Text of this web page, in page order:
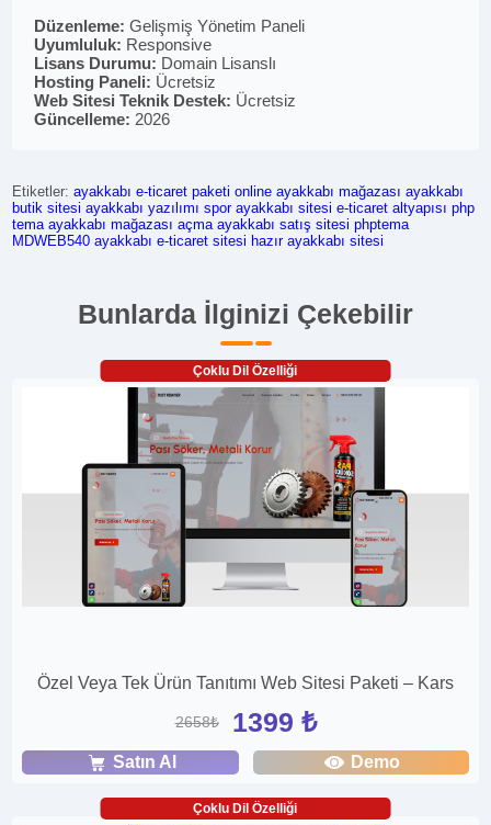
Düzenleme:Gelişmiş Yönetim Paneli
Uyumluluk: Responsive
Lisans Durumu: Domain Lisanslı
Hosting Paneli: Ücretsiz
Web Sitesi Teknik Destek: Ücretsiz
Güncelleme: 2026
Etiketler:ayakkabı e-ticaret paketi online ayakkabı mağazası ayakkabı
butik sitesi ayakkabı yazılımı spor ayakkabı sitesi e-ticaret altyapısı php
tema ayakkabı mağazası açma ayakkabı satış sitesi phptema
MDWEB540 ayakkabı e-ticaret sitesi hazır ayakkabı sitesi
Bunlarda İlginizi Çekebilir
Çoklu Dil Özelliği
Özel Veya Tek Ürün Tanıtımı Web Sitesi Paketi – Kars
2658₺ 1399 ₺
Satın Al Demo
Çoklu Dil Özelliği